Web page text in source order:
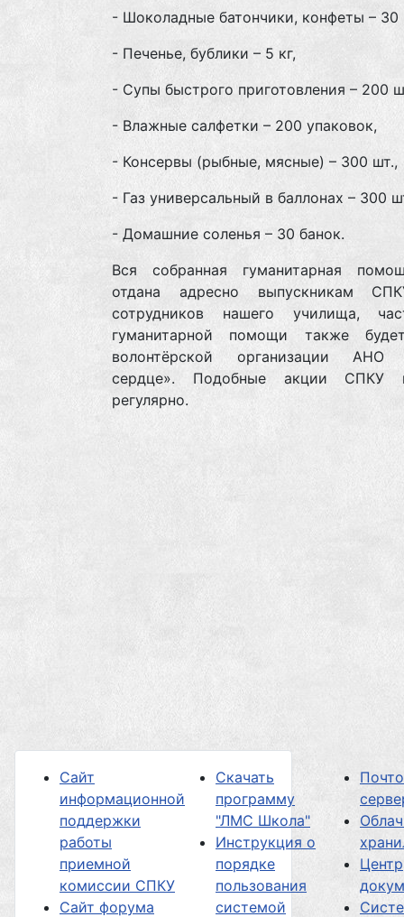
- Шоколадные батончики, конфеты – 30
- Печенье, бублики – 5 кг,
- Супы быстрого приготовления – 200
- Влажные салфетки – 200 упаковок,
- Консервы (рыбные, мясные) – 300 шт.,
- Газ универсальный в баллонах – 300
- Домашние соленья – 30 банок.
Вся собранная гуманитарная
отдана адресно выпускникам
сотрудников нашего училища,
гуманитарной помощи также
волонтёрской организации АНО
сердце». Подобные акции СПКУ
регулярно.
Сайт
информационной
поддержки
работы
приемной
комиссии СПКУ
Сайт форума
Скачать
программу
"ЛМС Школа"
Инструкция о
порядке
пользования
системой
Центр